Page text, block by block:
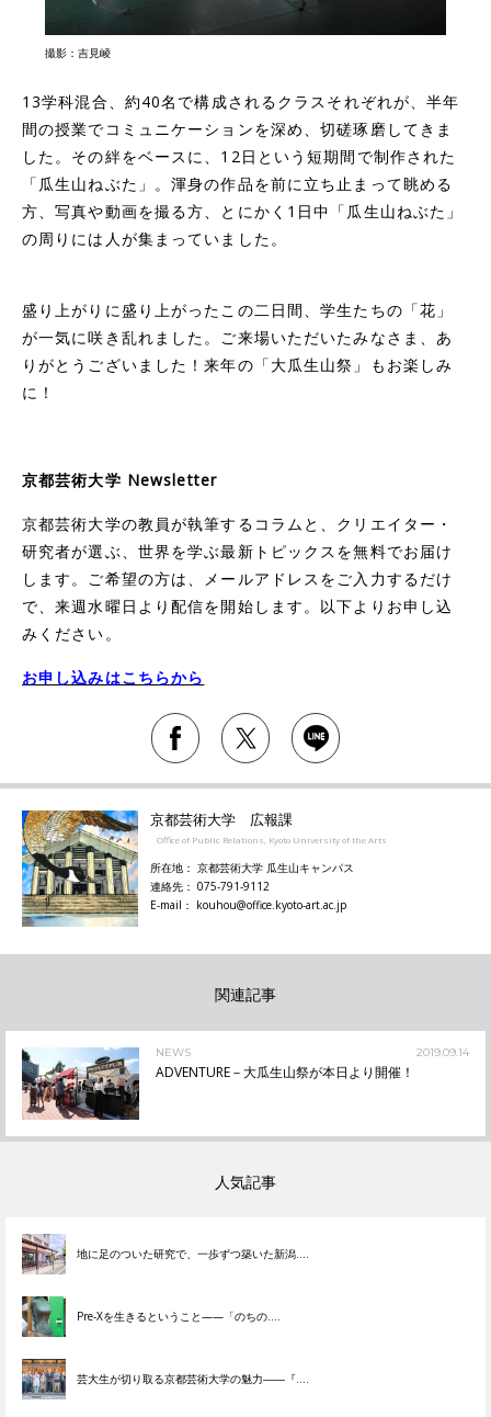
撮影：吉見崚
13学科混合、約40名で構成されるクラスそれぞれが、半年
間の授業でコミュニケーションを深め、切磋琢磨してきま
した。その絆をベースに、12日という短期間で制作された
「瓜生山ねぶた」。渾身の作品を前に立ち止まって眺める
方、写真や動画を撮る方、とにかく1日中「瓜生山ねぶた」
の周りには人が集まっていました。
盛り上がりに盛り上がったこの二日間、学生たちの「花」
が一気に咲き乱れました。ご来場いただいたみなさま、あ
りがとうございました！来年の「大瓜生山祭」もお楽しみ
に！
京都芸術大学 Newsletter
京都芸術大学の教員が執筆するコラムと、クリエイター・
研究者が選ぶ、世界を学ぶ最新トピックスを無料でお届け
します。ご希望の方は、メールアドレスをご入力するだけ
で、来週水曜日より配信を開始します。以下よりお申し込
みください。
お申し込みはこちらから
京都芸術大学 広報課
Office of Public Relations, Kyoto University of the Arts
所在地： 京都芸術大学 瓜生山キャンパス
連絡先： 075-791-9112
E-mail： kouhou@office.kyoto-art.ac.jp
関連記事
NEWS 2019.09.14
ADVENTURE－大瓜生山祭が本日より開催！
人気記事
地に足のついた研究で、一歩ずつ築いた新潟....
Pre-Xを生きるということ——「のちの....
芸大生が切り取る京都芸術大学の魅力――『....